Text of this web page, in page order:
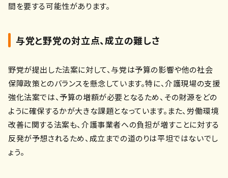
間を要する可能性があります。
与党と野党の対立点、成立の難しさ
野党が提出した法案に対して、与党は予算の影響や他の社会
保障政策とのバランスを懸念しています。特に、介護現場の支援
強化法案では、予算の増額が必要となるため、その財源をどの
ように確保するかが大きな課題となっています。また、労働環境
改善に関する法案も、介護事業者への負担が増すことに対する
反発が予想されるため、成立までの道のりは平坦ではないでし
ょう。